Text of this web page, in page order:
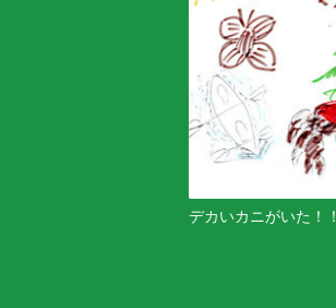
デカいカニがいた！！